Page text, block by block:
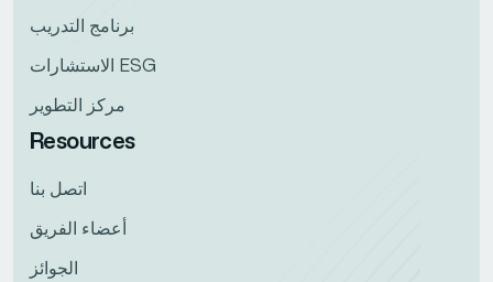
برنامج التدريب
الاستشارات ESG
مركز التطوير
Resources
اتصل بنا
أعضاء الفريق
الجوائز